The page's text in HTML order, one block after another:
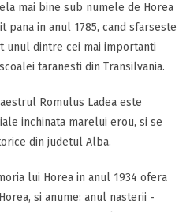
mai bine sub numele de Horea
pana in anul 1785, cand sfarseste
unul dintre cei mai importanti
taranesti din Transilvania.
Romulus Ladea este
inchinata marelui erou, si se
din judetul Alba.
lui Horea in anul 1934 ofera
si anume: anul nasterii -